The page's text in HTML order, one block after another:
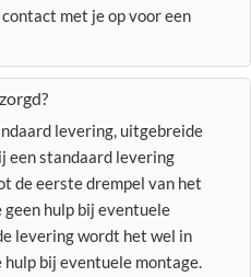
met je op voor een
levering, uitgebreide
een standaard levering
de eerste drempel van het
hulp bij eventuele
levering wordt het wel in
bij eventuele montage.